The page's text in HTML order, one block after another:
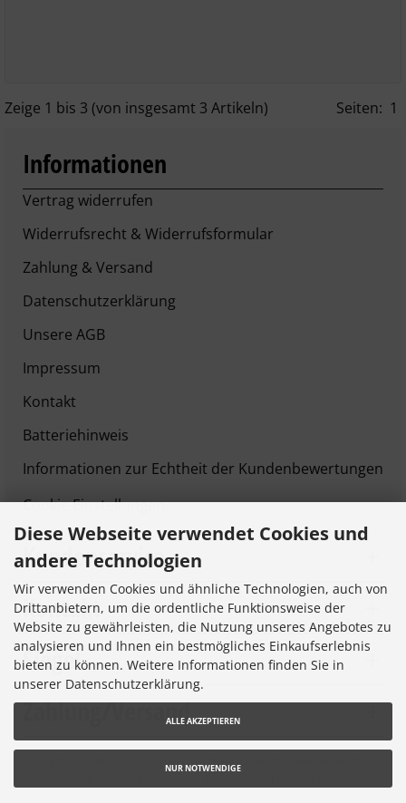
Zeige 1 bis 3 (von insgesamt 3 Artikeln) Seiten: 1
Informationen
Vertrag widerrufen
Widerrufsrecht & Widerrufsformular
Zahlung & Versand
Datenschutzerklärung
Unsere AGB
Impressum
Kontakt
Batteriehinweis
Informationen zur Echtheit der Kundenbewertungen
Cookie Einstellungen
Kundenservice
Kontakt
Siegel
Zahlung/Versand
Diese Webseite verwendet Cookies und
andere Technologien
Wir verwenden Cookies und ähnliche Technologien, auch von
Drittanbietern, um die ordentliche Funktionsweise der
Website zu gewährleisten, die Nutzung unseres Angebotes zu
analysieren und Ihnen ein bestmögliches Einkaufserlebnis
bieten zu können. Weitere Informationen finden Sie in
unserer Datenschutzerklärung.
ALLE AKZEPTIEREN
NUR NOTWENDIGE